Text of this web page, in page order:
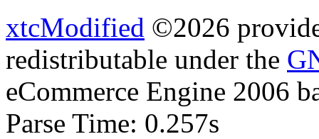
xtcModified ©2026
redistributable under the
eCommerce Engine 2006
Parse Time: 0.257s